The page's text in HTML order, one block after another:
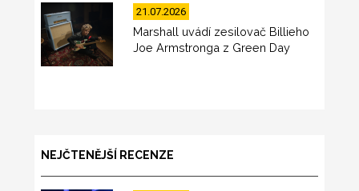
21.07.2026
Marshall uvádí zesilovač Billieho
Joe Armstronga z Green Day
NEJČTENĚJŠÍ RECENZE